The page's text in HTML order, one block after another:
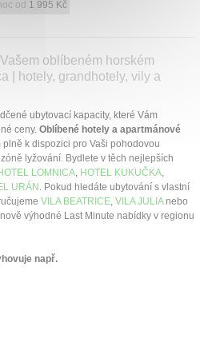
od 1 995 Kč
oblíbeném horském
| hotely, grandhotely, vily a
ubytovací kapacity, které Vám
ceny. Oblíbené hotely a apartmánové
plně k dispozici pro Vaši pohodovou
lyžování. Bydlete v těch nejlepších
LOMNICA, HOTEL KUKUČKA,
URÁN . Pokud hledáte ubytování s vlastní
VILA BEATRICE, VILA JULIAnebo
výhodné Last Minute nabídky v regionu
např.